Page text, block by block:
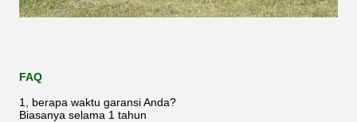
FAQ
1, berapa waktu garansi Anda?
Biasanya selama 1 tahun